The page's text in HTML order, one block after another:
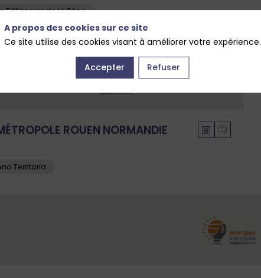
Bâtisseurs de la Réno
ROUEN NORMANDIE
Territoria
A propos des cookies sur ce site
Ce site utilise des cookies visant à améliorer votre expérience.
Accepter Refuser